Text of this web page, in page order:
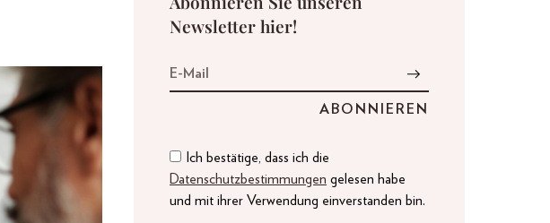
Newsletter hier!
Ich bestätige, dass ich die
Datenschutzbestimmungen gelesen habe
und mit ihrer Verwendung einverstanden bin.